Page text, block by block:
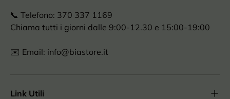
📞 Telefono: 370 337 1169
Chiama tutti i giorni dalle 9:00-12.30 e 15:00-19:00
✉️ Email: info@biastore.it
Link Utili